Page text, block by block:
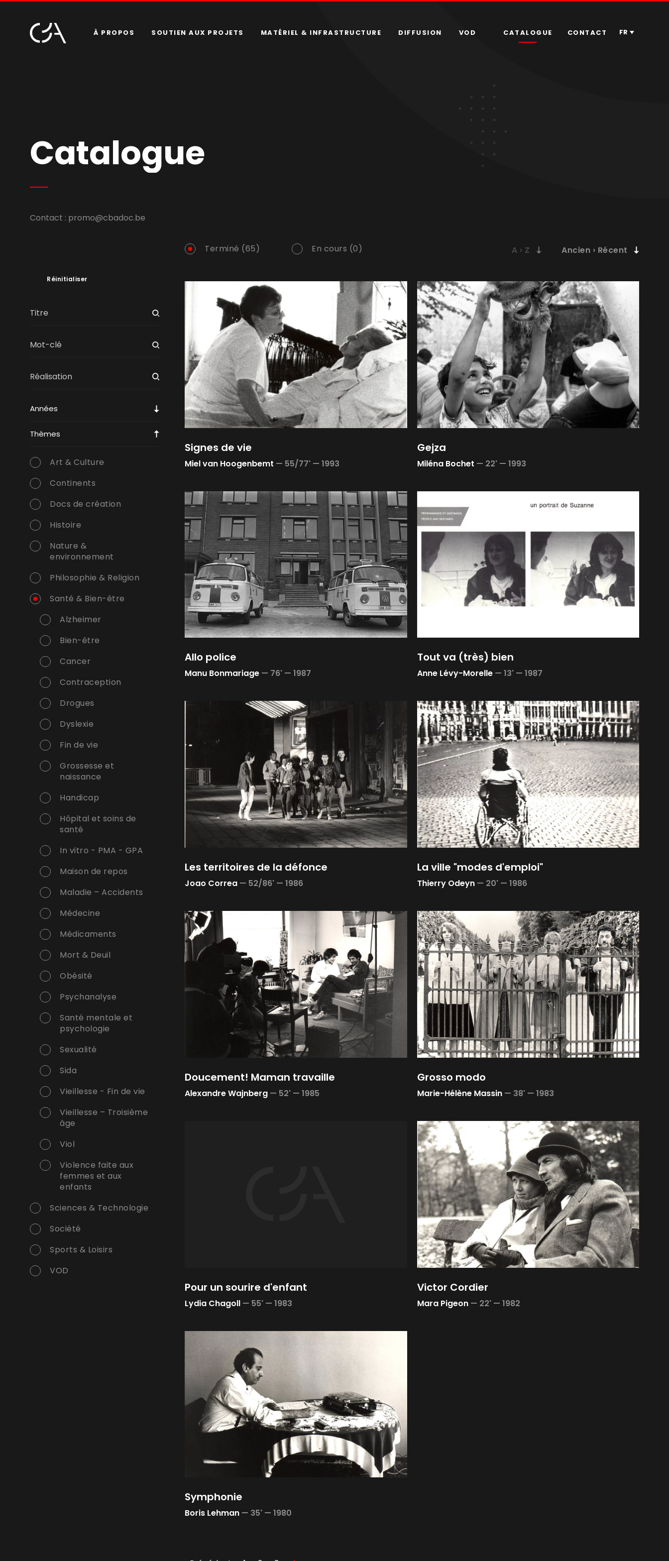
À PROPOS SOUTIEN AUX PROJETS MATÉRIEL & INFRASTRUCTURE DIFFUSION VOD CONTACT
CATALOGUE FR
Catalogue
Contact : promo@cbadoc.be
Réinitialiser
Années
Thèmes
Art & Culture
Continents
Docs de création
Histoire
Nature &
environnement
Philosophie & Religion
Santé & Bien-être
Alzheimer
Bien-être
Cancer
Contraception
Drogues
Dyslexie
Fin de vie
Grossesse et
naissance
Handicap
Hôpital et soins de
santé
In vitro - PMA - GPA
Maison de repos
Maladie – Accidents
Médecine
Médicaments
Mort & Deuil
Obésité
Psychanalyse
Santé mentale et
psychologie
Sexualité
Sida
Vieillesse - Fin de vie
Vieillesse – Troisième
âge
Viol
Violence faite aux
femmes et aux
enfants
Sciences & Technologie
Société
Sports & Loisirs
VOD
Terminé (65) En cours (0)
Signes de vie
Miel van Hoogenbemt — 55/77' — 1993
Gejza
Miléna Bochet — 22' — 1993
Allo police
Manu Bonmariage — 76' — 1987
Tout va (très) bien
Anne Lévy-Morelle — 13' — 1987
Les territoires de la défonce
Joao Correa — 52/86' — 1986
La ville "modes d'emploi"
Thierry Odeyn — 20' — 1986
Doucement! Maman travaille
Alexandre Wajnberg — 52' — 1985
Grosso modo
Marie-Hélène Massin — 38' — 1983
Pour un sourire d'enfant
Lydia Chagoll — 55' — 1983
Victor Cordier
Mara Pigeon — 22' — 1982
Symphonie
Boris Lehman — 35' — 1980